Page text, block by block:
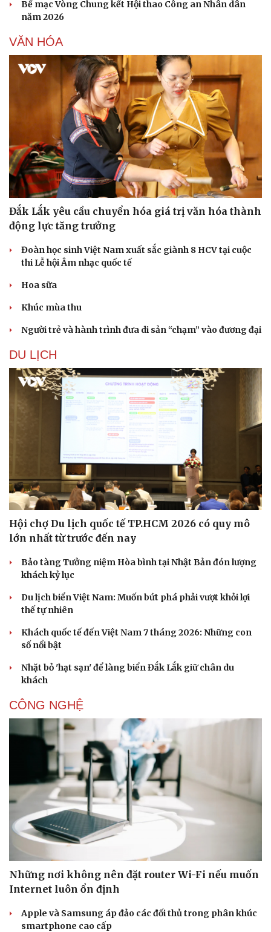
Sức khỏe
Dinh dưỡng - món ngon
Cây thuốc
Sản phụ khoa
Nam khoa
Phòng mạch online
Đời sống
Blog
Bế mạc Vòng Chung kết Hội thao Công an Nhân dân
năm 2026
VĂN HÓA
Đắk Lắk yêu cầu chuyển hóa giá trị văn hóa thành
động lực tăng trưởng
Đoàn học sinh Việt Nam xuất sắc giành 8 HCV tại cuộc
thi Lễ hội Âm nhạc quốc tế
Hoa sữa
Khúc mùa thu
Người trẻ và hành trình đưa di sản “chạm” vào đương đại
DU LỊCH
Hội chợ Du lịch quốc tế TP.HCM 2026 có quy mô
lớn nhất từ trước đến nay
Bảo tàng Tưởng niệm Hòa bình tại Nhật Bản đón lượng
khách kỷ lục
Du lịch biển Việt Nam: Muốn bứt phá phải vượt khỏi lợi
thế tự nhiên
Khách quốc tế đến Việt Nam 7 tháng 2026: Những con
số nổi bật
Nhặt bỏ 'hạt sạn' để làng biển Đắk Lắk giữ chân du
khách
CÔNG NGHỆ
Những nơi không nên đặt router Wi-Fi nếu muốn
Internet luôn ổn định
Apple và Samsung áp đảo các đối thủ trong phân khúc
smartphone cao cấp